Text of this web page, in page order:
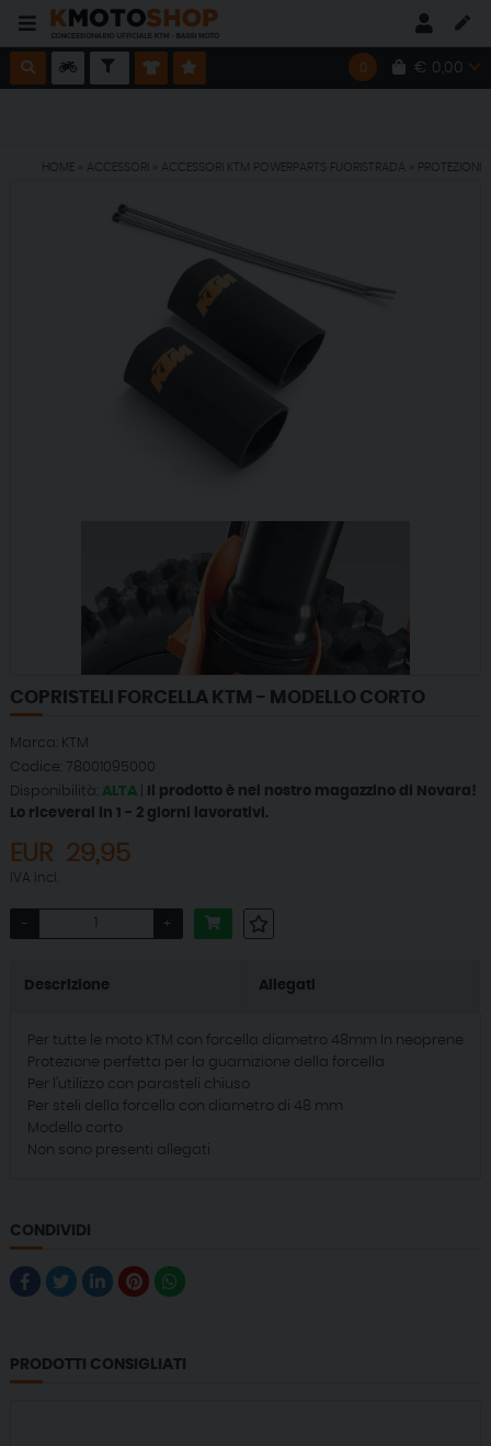
0 € 0,00
SPEDIZIONE GRATUITA CON ORDINE MINIMO DI € 150,00
SPEDIZIONE GRATUITA CON ORDINE MINIMO DI € 150,00
HOME ACCESSORI ACCESSORI KTM POWERPARTS FUORISTRADA PROTEZIONI
COPRISTELI FORCELLA KTM - MODELLO CORTO
Marca: KTM
Codice: 78001095000
Disponibilità: ALTA|
Il prodotto è nel nostro magazzino di Novara!
Lo riceverai in 1 - 2 giorni lavorativi.
EUR 29,95
IVA incl.
- +
Descrizione Allegati
Per tutte le moto KTM con forcella diametro 48mm In neoprene
Protezione perfetta per la guarnizione della forcella
Per l'utilizzo con parasteli chiuso
Per steli della forcella con diametro di 48 mm
Modello corto
Non sono presenti allegati
CONDIVIDI
PRODOTTI CONSIGLIATI